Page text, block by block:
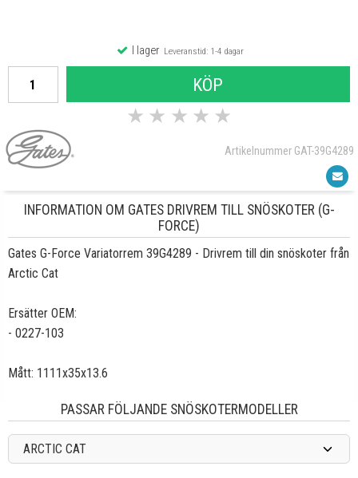
I lagerLeveranstid: 1-4 dagar
KÖP
★ ★ ★ ★ ★
Artikelnummer GAT-39G4289
INFORMATION OM GATES DRIVREM TILL SNÖSKOTER (G-
FORCE)
Gates G-Force Variatorrem 39G4289 - Drivrem till din snöskoter från
Arctic Cat
Ersätter OEM:
- 0227-103
Mått: 1111x35x13.6
PASSAR FÖLJANDE SNÖSKOTERMODELLER
ARCTIC CAT